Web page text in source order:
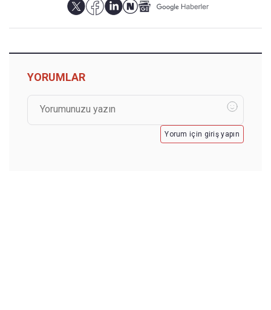
YORUMLAR
Yorum için giriş yapın